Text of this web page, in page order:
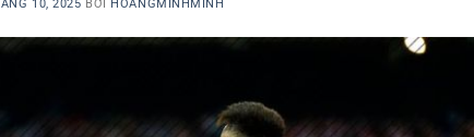
10, 2025 BỞI HOANGMINHMINH